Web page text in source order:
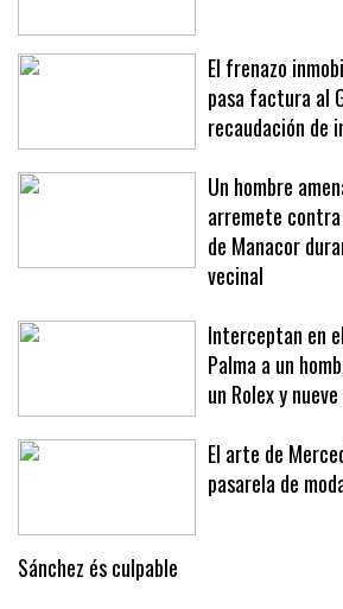
El frenazo
pasa factura al
recaudación de
Un hombre
arremete
de Manacor
vecinal
Interceptan en
Palma a un
un Rolex y
El arte de
pasarela de
Sánchez és culpable